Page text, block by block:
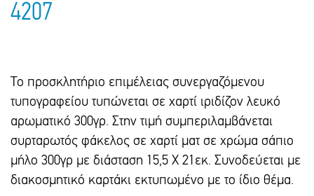
4207
Το προσκλητήριο επιμέλειας συνεργαζόμενου
τυπογραφείου τυπώνεται σε χαρτί ιριδίζον λευκό
αρωματικό 300γρ. Στην τιμή συμπεριλαμβάνεται
συρταρωτός φάκελος σε χαρτί ματ σε χρώμα σάπιο
μήλο 300γρ με διάσταση 15,5 Χ 21εκ. Συνοδεύεται με
διακοσμητικό καρτάκι εκτυπωμένο με το ίδιο θέμα.